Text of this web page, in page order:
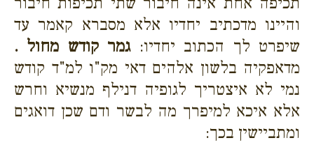
והיינו מדכתיב יחדיו אלא מסברא קאמר עד
שיפרט לך הכתוב יחדיו:גמר קודש מחול .
מדאפקיה בלשון אלהים דאי מק"ו למ"ד קודש
נמי לא איצטריך לגופיה דנילף מנשיא וחרש
אלא איכא למיפרך מה לבשר ודם שכן דואגים
ומתביישין בכך: